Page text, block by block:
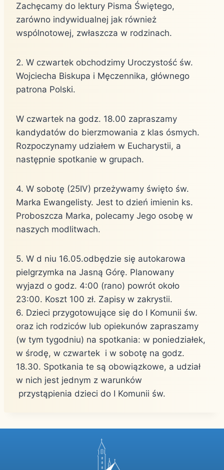
Zachęcamy do lektury Pisma Świętego,
zarówno indywidualnej jak również
wspólnotowej, zwłaszcza w rodzinach.
2. W czwartek obchodzimy Uroczystość św.
Wojciecha Biskupa i Męczennika, głównego
patrona Polski.
W czwartek na godz. 18.00 zapraszamy
kandydatów do bierzmowania z klas ósmych.
Rozpoczynamy udziałem w Eucharystii, a
następnie spotkanie w grupach.
4. W sobotę (25IV) przeżywamy święto św.
Marka Ewangelisty. Jest to dzień imienin ks.
Proboszcza Marka, polecamy Jego osobę w
naszych modlitwach.
5. W d niu 16.05.odbędzie się autokarowa
pielgrzymka na Jasną Górę. Planowany
wyjazd o godz. 4:00 (rano) powrót około
23:00. Koszt 100 zł. Zapisy w zakrystii.
6. Dzieci przygotowujące się do I Komunii św.
oraz ich rodziców lub opiekunów zapraszamy
(w tym tygodniu) na spotkania: w poniedziałek,
w środę, w czwartek i w sobotę na godz.
18.30. Spotkania te są obowiązkowe, a udział
w nich jest jednym z warunków
przystąpienia dzieci do I Komunii św.